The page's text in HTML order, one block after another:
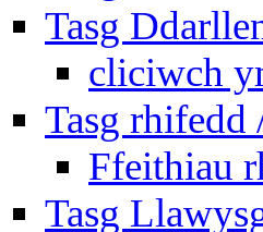
Tasg
cliciwch
Tasg rhifedd
Ffeithiau
Tasg